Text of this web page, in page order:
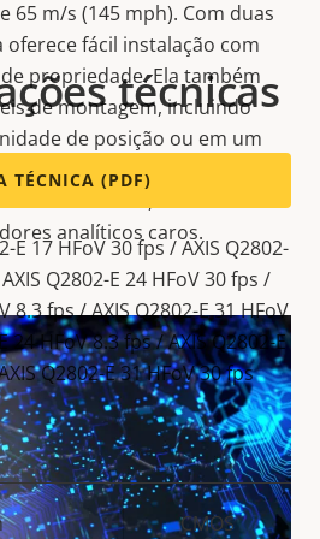
65 m/s (145 mph). Com duas
oferece fácil instalação com
propriedade. Ela também
de montagem, incluindo
de posição ou em um
disso, essa câmera
na borda, eliminando a
analíticos caros.
técnicas
TÉCNICA (PDF)
E 17 HFoV 30 fps / AXIS Q2802-
Q2802-E 24 HFoV 30 fps /
8.3 fps / AXIS Q2802-E 31 HFoV
24 HFoV 8.3 fps / AXIS Q2802-E
Q2802-E 31 HFoV 30 fps
CMOS